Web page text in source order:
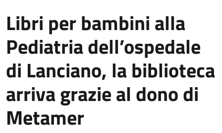
Libri per bambini alla
Pediatria dell’ospedale
di Lanciano, la biblioteca
arriva grazie al dono di
Metamer